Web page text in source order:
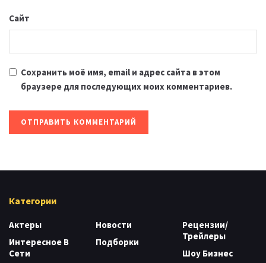
Сайт
Сохранить моё имя, email и адрес сайта в этом
браузере для последующих моих комментариев.
Категории
Актеры
Интересное В
Сети
Новости
Подборки
Рецензии/
Трейлеры
Шоу Бизнес